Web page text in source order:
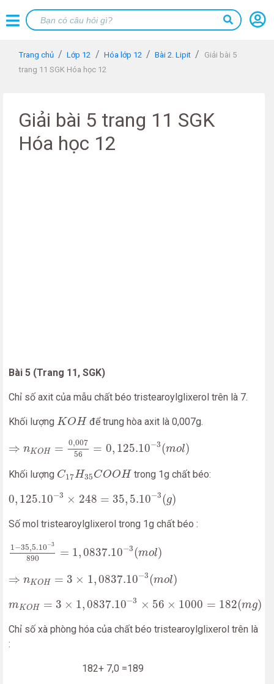
Trang chủ Lớp 12 Hóa lớp 12 Bài 2. Lipit
Giải bài 5
trang 11 SGK Hóa học 12
Giải bài 5 trang 11 SGK
Hóa học 12
Bài 5 (Trang 11, SGK)
Chỉ số axit của mẫu chất béo tristearoylglixerol trên là 7.
Khối lượng KOH
KOH để trung hòa axit là 0,007g.
⇒ nKOH = 0,007
56
= 0, 125.10−3(mol)
00756 3 )
Khối lượng C17H35COOH
C17H 35COOH trong 1g chất béo:
0, 125.10−3 × 248 = 35, 5.10−3(g)
0 125.10−3 248= ,5.10 − 3(g )
Số mol tristearoylglixerol trong 1g chất béo :
1−35,5.10−3
890 = 1,0837.10−3(mol)
1 −35 5.10
⇒ nKOH = 3 × 1,0837.10−3(mol)
1 0837.10 3 ( mo
mKOH = 3 × 1, 0837.10−3 × 56 × 1000 = 182(mg)
× 0837.10 − 3×56 1000 = 182 g )
Chỉ số xà phòng hóa của chất béo tristearoylglixerol trên là
:
182+ 7,0 =189